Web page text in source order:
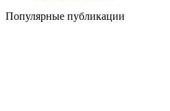
Популярные публикации